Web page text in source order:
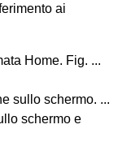
ai
Home. Fig. ...
sullo schermo. ...
schermo e